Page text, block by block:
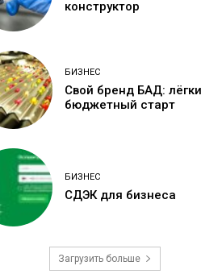
конструктор
БИЗНЕС
Свой бренд БАД:
бюджетный старт
БИЗНЕС
СДЭК для бизнеса
Загрузить больше